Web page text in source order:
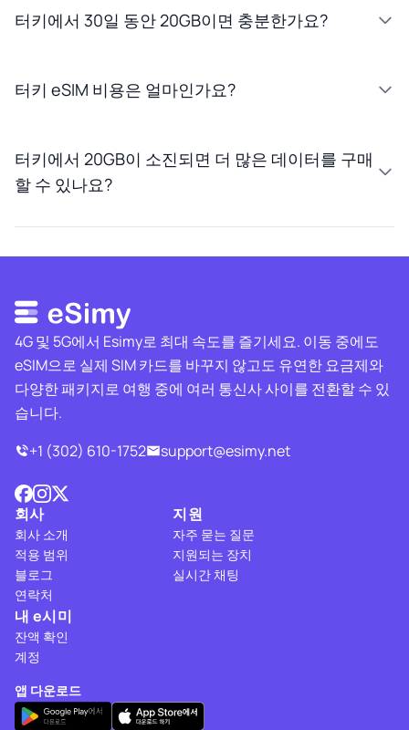
터키에서 30일 동안 20GB이면 충분한가요?
터키 eSIM 비용은 얼마인가요?
터키에서 20GB이 소진되면 더 많은 데이터를 구매
할 수 있나요?
4G 및 5G에서 Esimy로 최대 속도를 즐기세요. 이동 중에도
eSIM으로 실제 SIM 카드를 바꾸지 않고도 유연한 요금제와
다양한 패키지로 여행 중에 여러 통신사 사이를 전환할 수 있
습니다.
+1 (302) 610-1752
support@esimy.net
회사
회사 소개
적용 범위
블로그
연락처
지원
자주 묻는 질문
지원되는 장치
실시간 채팅
내 e시미
잔액 확인
계정
앱 다운로드